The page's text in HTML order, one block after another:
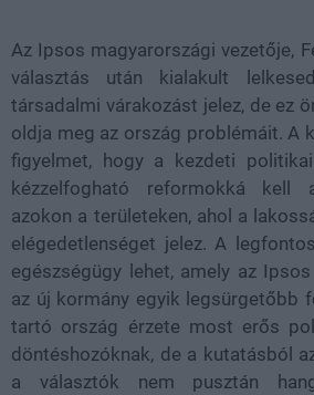
Az Ipsos magyarországi vezetője,
választás után kialakult
társadalmi várakozást jelez, de ez
oldja meg az ország problémáit. A
figyelmet, hogy a kezdeti
kézzelfogható reformokká kell
azokon a területeken, ahol a
elégedetlenséget jelez. A
egészségügy lehet, amely az
az új kormány egyik legsürgetőbb
tartó ország érzete most erős
döntéshozóknak, de a kutatásból
a választók nem pusztán